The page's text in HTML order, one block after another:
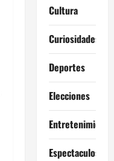
Cultura
Curiosidades
Deportes
Elecciones
Entretenimiento
Espectaculos